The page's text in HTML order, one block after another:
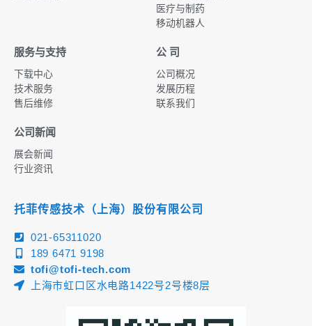
医疗与制药
移动机器人
服务与支持
下载中心
技术服务
售后维修
公 司
公司概况
发展历程
联系我们
公司新闻
展会新闻
行业资讯
托菲传感技术（上海）股份有限公司
021-65311020
189 6471 9198
tofi@tofi-tech.com
上海市虹口区水电路1422号2号楼8层